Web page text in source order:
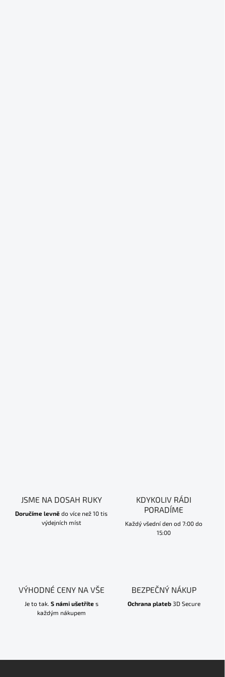
JSME NA DOSAH RUKY
Doručíme levně do více než 10 tis
výdejních míst
KDYKOLIV RÁDI
PORADÍME
Každý všední den od 7:00 do
15:00
VÝHODNÉ CENY NA VŠE
Je to tak. S námi ušetřítes
každým nákupem
BEZPEČNÝ NÁKUP
Ochrana plateb3D Secure